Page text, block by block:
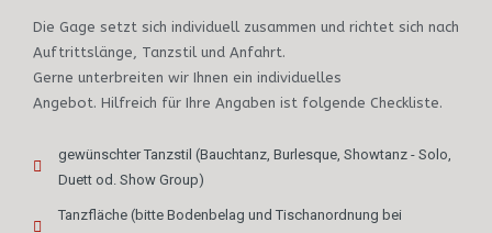
Die Gage setzt sich individuell zusammen und richtet sich nach
Auftrittslänge, Tanzstil und Anfahrt.
Gerne unterbreiten wir Ihnen ein individuelles
Angebot. Hilfreich für Ihre Angaben ist folgende Checkliste.
gewünschter Tanzstil (Bauchtanz, Burlesque, Showtanz - Solo,
Duett od. Show Group)
Tanzfläche (bitte Bodenbelag und Tischanordnung bei